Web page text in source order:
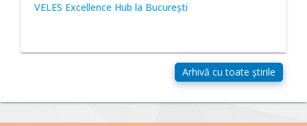
VELES Excellence Hub la București